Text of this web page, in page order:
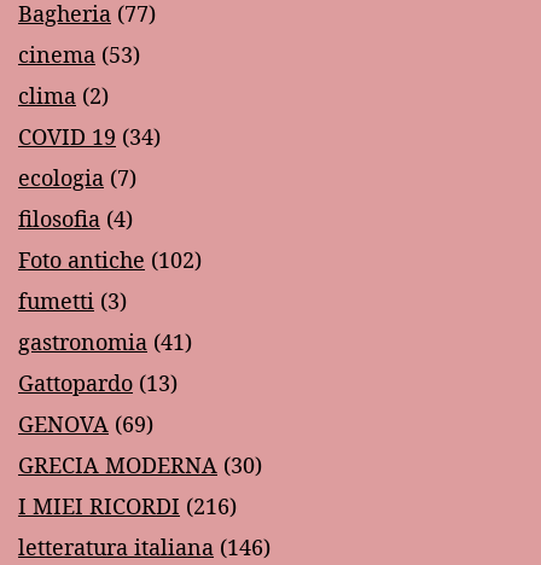
Bagheria (77)
cinema (53)
clima (2)
COVID 19 (34)
ecologia (7)
filosofia (4)
Foto antiche (102)
fumetti (3)
gastronomia (41)
Gattopardo (13)
GENOVA (69)
GRECIA MODERNA (30)
I MIEI RICORDI (216)
letteratura italiana (146)